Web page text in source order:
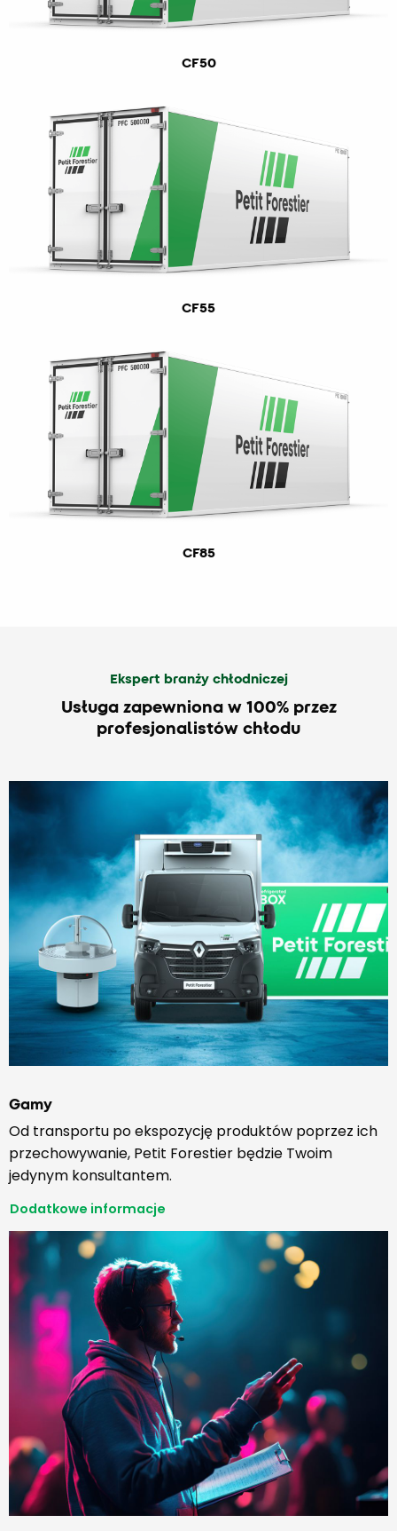
CF50
CF55
CF85
Ekspert branży chłodniczej
Usługa zapewniona w 100% przez
profesjonalistów chłodu
Gamy
Od transportu po ekspozycję produktów poprzez ich
przechowywanie, Petit Forestier będzie Twoim
jedynym konsultantem.
Dodatkowe informacje